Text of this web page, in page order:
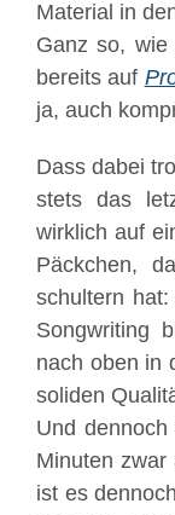
Material in
Ganz so,
bereits auf
ja, auch
Dass dabei
stets das
wirklich auf
Päckchen,
schultern
Songwriting
nach oben in
soliden
Und
Minuten
ist es